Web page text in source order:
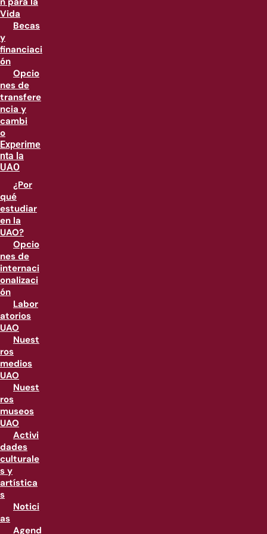
Vida
Becas
y
financiaci
ón
Opcio
nes de
transfere
ncia y
cambi
o
Experime
nta la
UAO
¿Por
qué
estudiar
en la
UAO?
Opcio
nes de
internaci
onalizaci
ón
Labor
atorios
UAO
Nuest
ros
medios
UAO
Nuest
ros
museos
UAO
Activi
dades
culturale
s y
artística
s
Notici
as
Agend